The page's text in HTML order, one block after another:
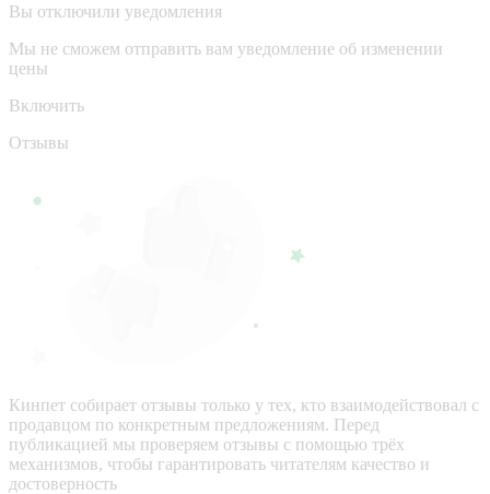
Вы отключили уведомления
Мы не сможем отправить вам уведомление об изменении
цены
Включить
Отзывы
Кинпет собирает отзывы только у тех, кто взаимодействовал с
продавцом по конкретным предложениям. Перед
публикацией мы проверяем отзывы с помощью трёх
механизмов, чтобы гарантировать читателям качество и
достоверность